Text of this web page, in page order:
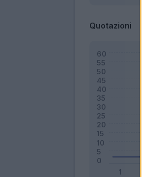
Quotazioni